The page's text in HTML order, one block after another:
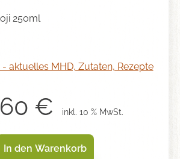
250ml
aktuelles MHD, Zutaten, Rezepte
€ inkl. 10 % MwSt.
In den Warenkorb